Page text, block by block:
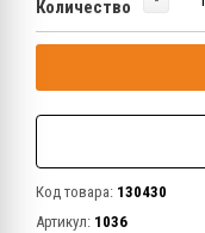
Количество
Код товара: 130430
Артикул: 1036